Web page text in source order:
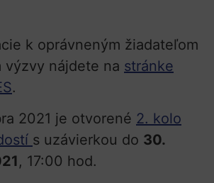
k oprávneným žiadateľom
výzvy nájdete na stránke
.
2021 je otvorené 2. kolo
s uzávierkou do 30.
, 17:00 hod.